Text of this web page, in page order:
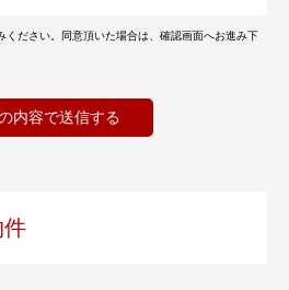
ください。同意頂いた場合は、確認画面へお進み下